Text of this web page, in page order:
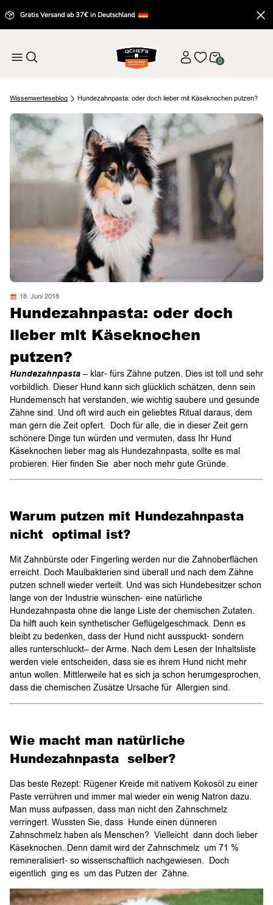
Gratis Versand ab 37€ in Deutschland
0
Wissenwerteseblog Hundezahnpasta: oder doch lieber mit Käseknochen putzen?
18. Juni 2018
Hundezahnpasta: oder doch
lieber mit Käseknochen
putzen?
Hundezahnpasta – klar- fürs Zähne putzen. Dies ist toll und sehr
vorbildlich. Dieser Hund kann sich glücklich schätzen, denn sein
Hundemensch hat verstanden, wie wichtig saubere und gesunde
Zähne sind. Und oft wird auch ein geliebtes Ritual daraus, dem
man gern die Zeit opfert. Doch für alle, die in dieser Zeit gern
schönere Dinge tun würden und vermuten, dass Ihr Hund
Käseknochen lieber mag als Hundezahnpasta, sollte es mal
probieren. Hier finden Sie aber noch mehr gute Gründe.
Warum putzen mit Hundezahnpasta
nicht optimal ist?
Mit Zahnbürste oder Fingerling werden nur die Zahnoberflächen
erreicht. Doch Maulbakterien sind überall und nach dem Zähne
putzen schnell wieder verteilt. Und was sich Hundebesitzer schon
lange von der Industrie wünschen- eine natürliche
Hundezahnpasta ohne die lange Liste der chemischen Zutaten.
Da hilft auch kein synthetischer Geflügelgeschmack. Denn es
bleibt zu bedenken, dass der Hund nicht ausspuckt- sondern
alles runterschluckt– der Arme. Nach dem Lesen der Inhaltsliste
werden viele entscheiden, dass sie es ihrem Hund nicht mehr
antun wollen. Mittlerweile hat es sich ja schon herumgesprochen,
dass die chemischen Zusätze Ursache für Allergien sind.
Wie macht man natürliche
Hundezahnpasta selber?
Das beste Rezept: Rügener Kreide mit nativem Kokosöl zu einer
Paste verrühren und immer mal wieder ein wenig Natron dazu.
Man muss aufpassen, dass man nicht den Zahnschmelz
verringert. Wussten Sie, dass Hunde einen dünneren
Zahnschmelz haben als Menschen? Vielleicht dann doch lieber
Käseknochen. Denn damit wird der Zahnschmelz um 71 %
remineralisiert- so wissenschaftlich nachgewiesen. Doch
eigentlich ging es um das Putzen der Zähne.